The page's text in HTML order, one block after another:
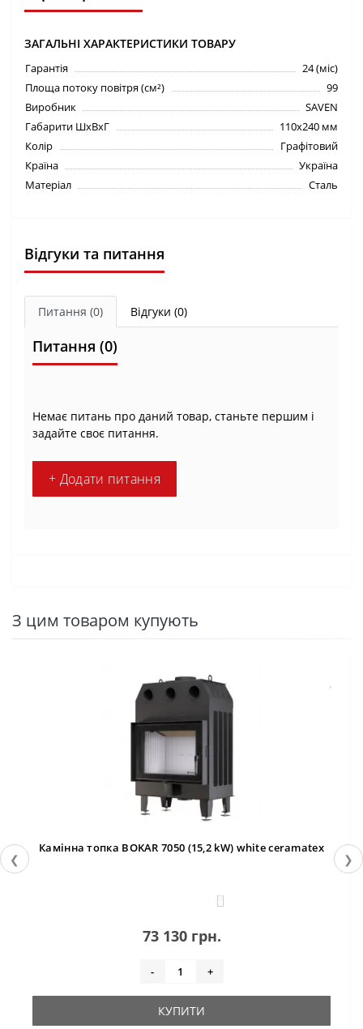
ЗАГАЛЬНІ ХАРАКТЕРИСТИКИ ТОВАРУ
Гарантія
24 (міс)
Площа потоку повітря (см²)
99
Виробник
SAVEN
Габарити ШхВхГ
110х240 мм
Колір
Графітовий
Країна
Україна
Матеріал
Сталь
Відгуки та питання
Питання (0) Відгуки (0)
Питання (0)
Немає питань про даний товар, станьте першим і
задайте своє питання.
+ Додати питання
З цим товаром купують
❮
Камінна топка BOKAR 7050 (15,2 kW) white ceramatex
0
73 130 грн.
- +
КУПИТИ
❯